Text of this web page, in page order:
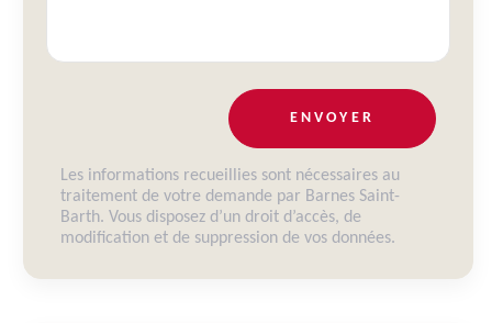
ENVOYER
Les informations recueillies sont nécessaires au
traitement de votre demande par Barnes Saint-
Barth. Vous disposez d’un droit d’accès, de
modification et de suppression de vos données.